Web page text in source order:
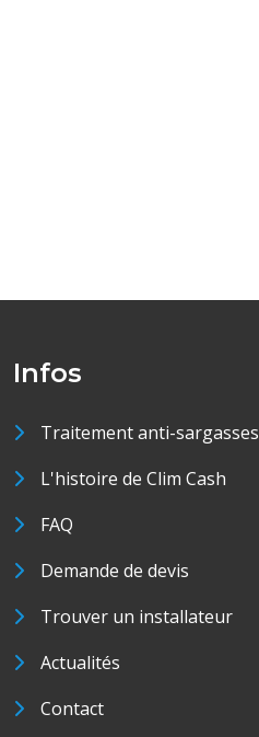
Infos
Traitement anti-sargasses
L'histoire de Clim Cash
FAQ
Demande de devis
Trouver un installateur
Actualités
Contact